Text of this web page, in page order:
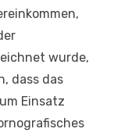
wurde,
dass das
Einsatz